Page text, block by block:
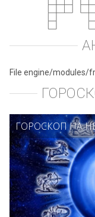
File engine/modules/
ГОРОСКОП НА